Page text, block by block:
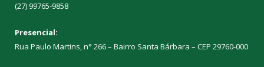
(27) 99765-9858
Presencial:
Rua Paulo Martins, n° 266 – Bairro Santa Bárbara – CEP 29760-000